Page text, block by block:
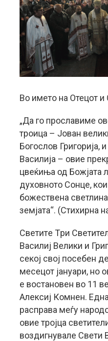
Во името на Отецот
„Да го прославиме
троица – Јован
Богослов Григорија,
Василија – овие
цвеќиња од Божјата
духовното Сонце, кои
божествена
земјата“. (Стихирна
Светитe Tри
Василиј Велики и
секој свој посебен
месецот јануари, но
е востановен во 11
Алексиј Комнен.
расправа меѓу
овие тројца
воздигнувале Свети